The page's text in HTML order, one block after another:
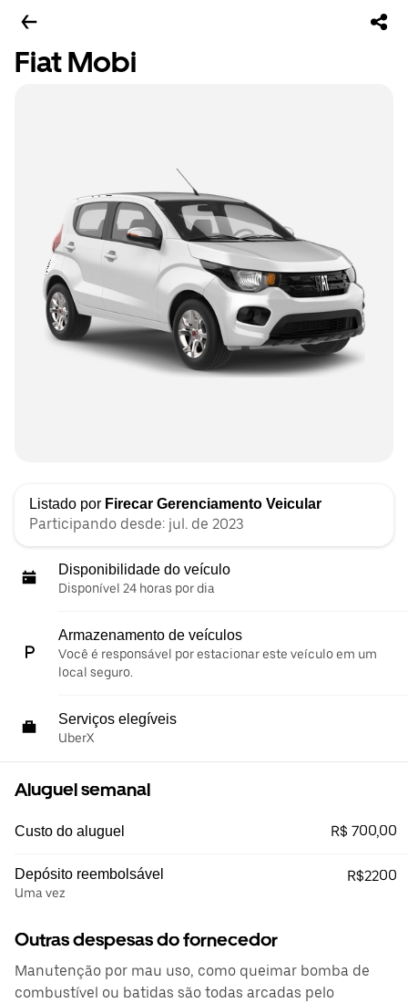
Fiat Mobi
Listado por Firecar Gerenciamento Veicular
Participando desde: jul. de 2023
Disponibilidade do veículo
Disponível 24 horas por dia
Armazenamento de veículos
Você é responsável por estacionar este veículo em um
local seguro.
Serviços elegíveis
UberX
Aluguel semanal
Custo do aluguel R$ 700,00
Depósito reembolsável
Uma vez
R$2200
Outras despesas do fornecedor
Manutenção por mau uso, como queimar bomba de
combustível ou batidas são todas arcadas pelo